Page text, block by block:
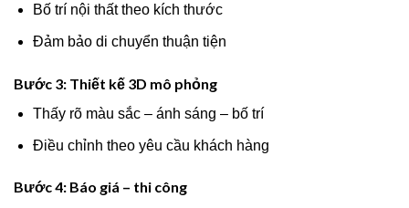
Bố trí nội thất theo kích thước
Đảm bảo di chuyển thuận tiện
Bước 3: Thiết kế 3D mô phỏng
Thấy rõ màu sắc – ánh sáng – bố trí
Điều chỉnh theo yêu cầu khách hàng
Bước 4: Báo giá – thi công